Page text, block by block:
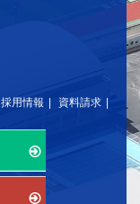
採用情報 資料請求